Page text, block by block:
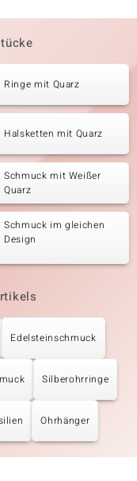
Ringe mit Quarz
Halsketten mit Quarz
Schmuck mit Weißer
Quarz
Schmuck im gleichen
Design
Edelsteinschmuck
Silberohrringe
Ohrhänger